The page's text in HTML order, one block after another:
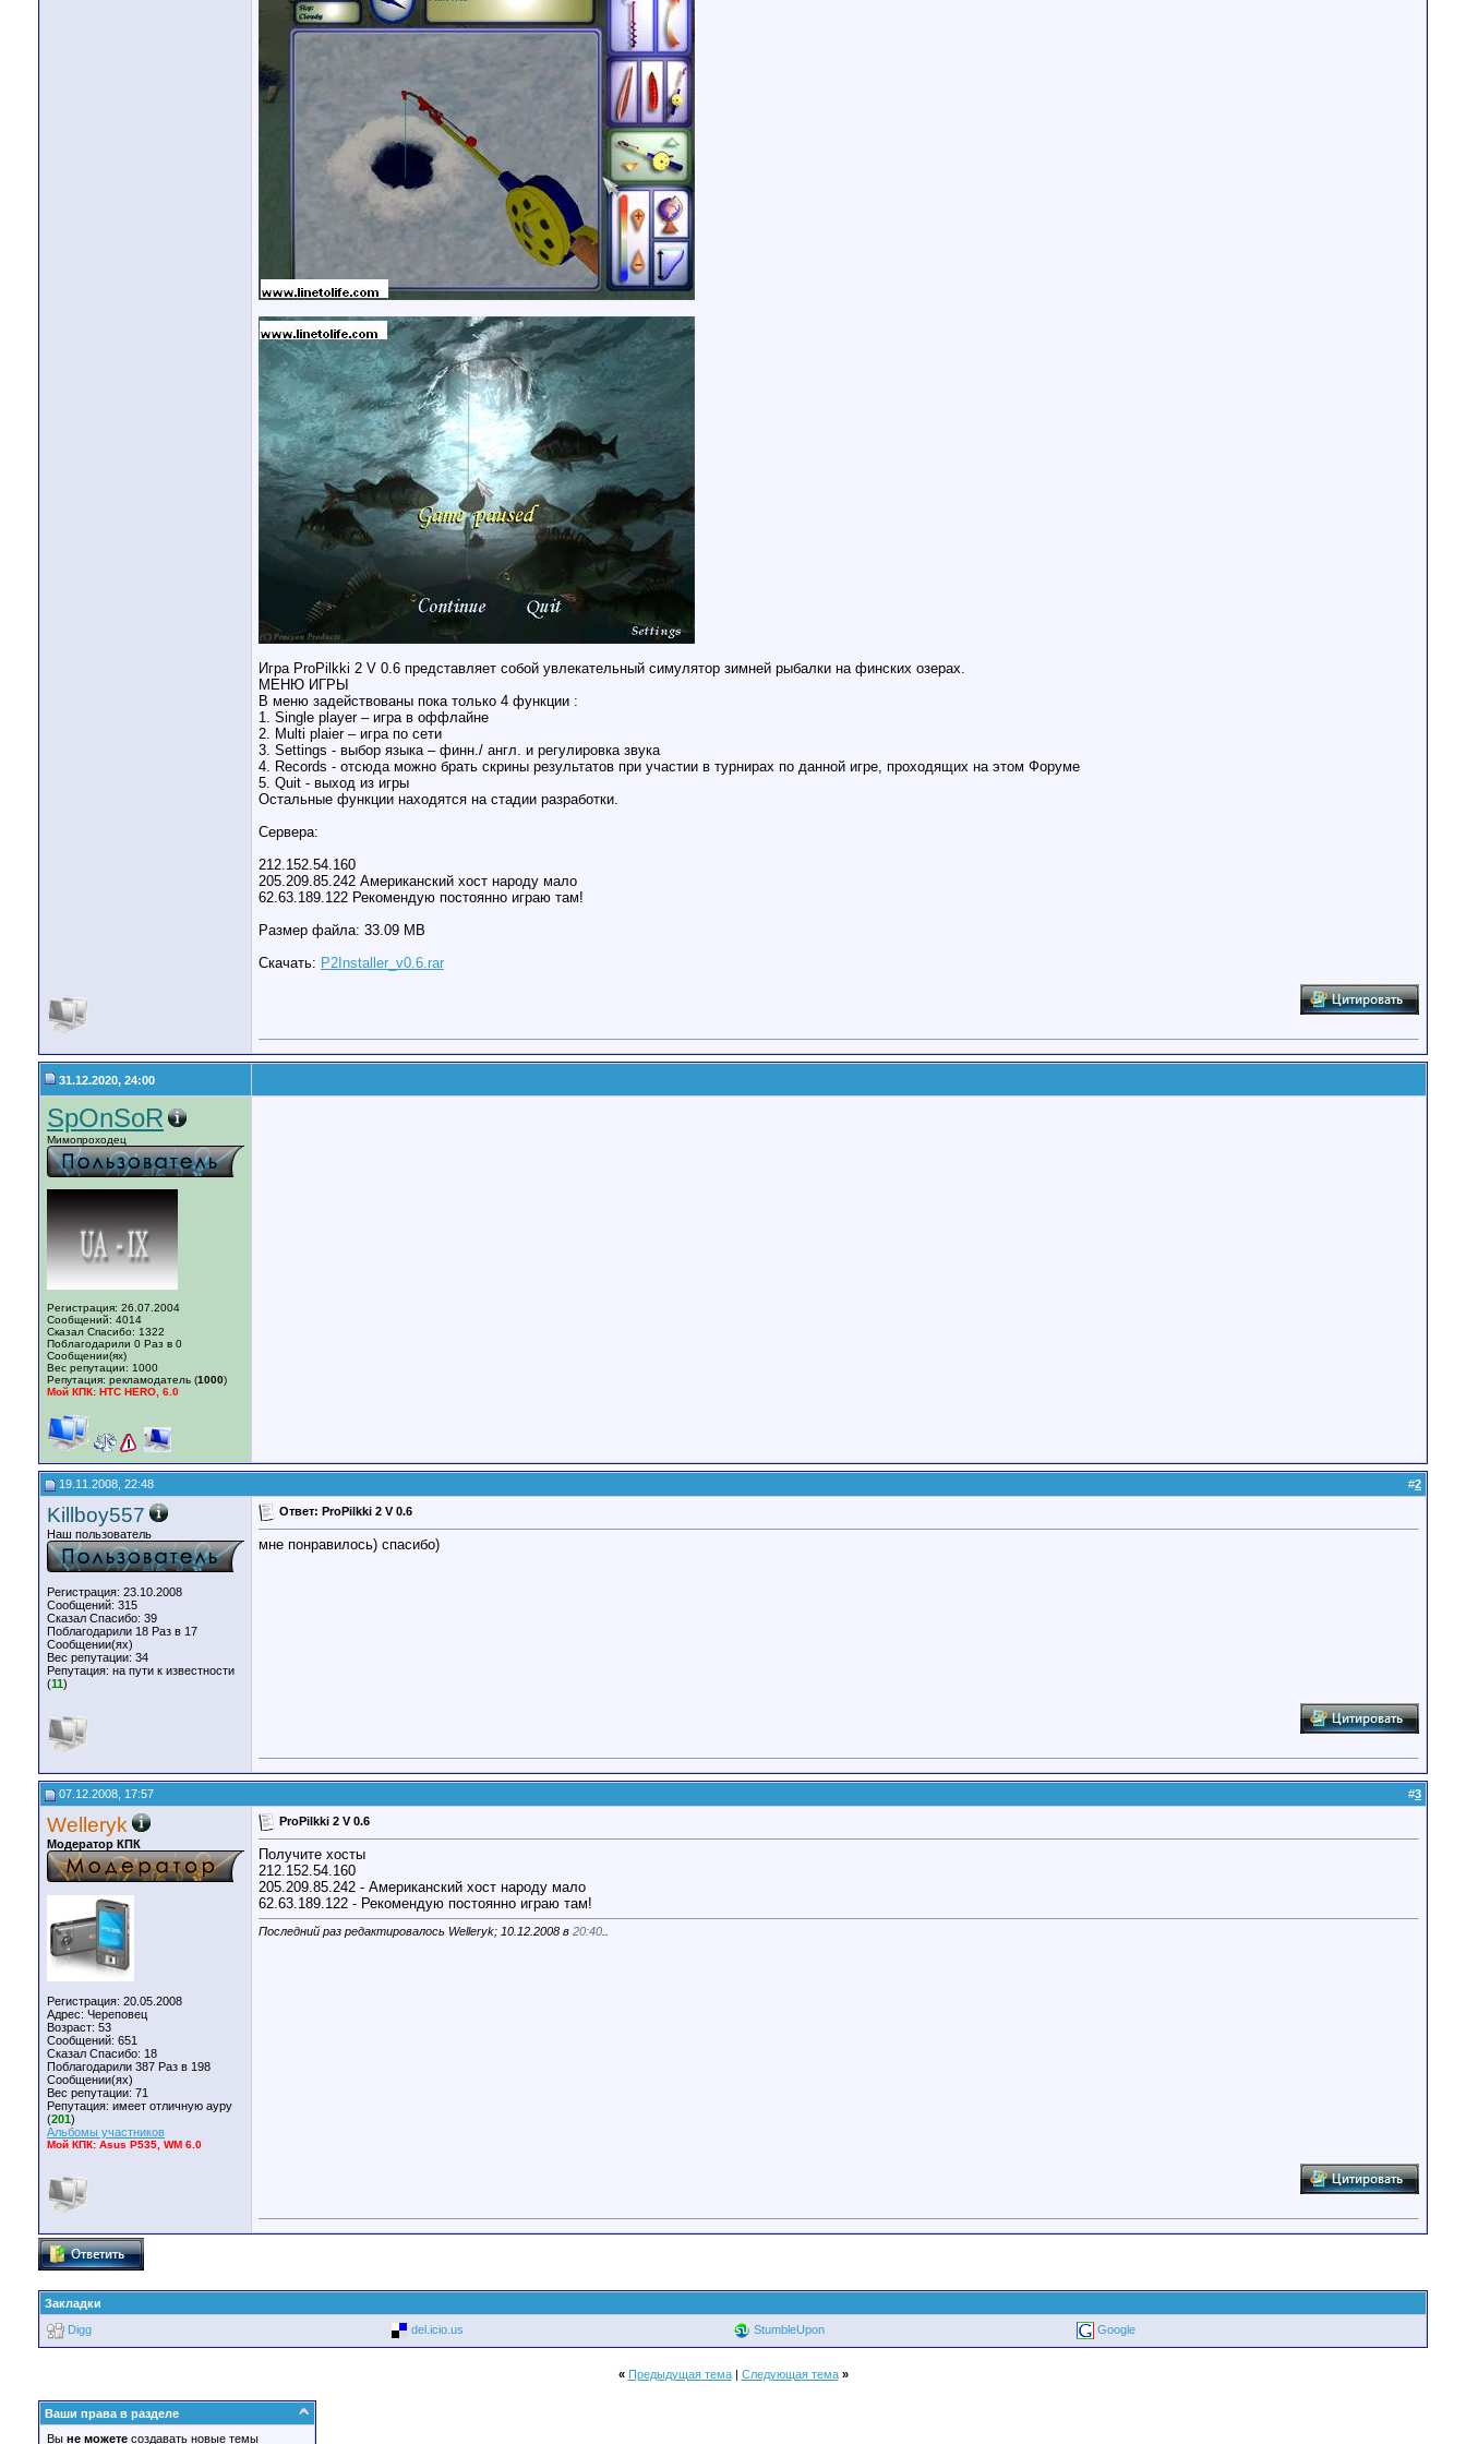
Игра ProPilkki 2 V 0.6 представляет собой увлекательный симулятор зимней рыбалки на финских озерах.
МЕНЮ ИГРЫ
В меню задействованы пока только 4 функции :
1. Single player – игра в оффлайне
2. Multi plaier – игра по сети
3. Settings - выбор языка – финн./ англ. и регулировка звука
4. Records - отсюда можно брать скрины результатов при участии в турнирах по данной игре, проходящих на этом Форуме
5. Quit - выход из игры
Остальные функции находятся на стадии разработки.
Сервера:
212.152.54.160
205.209.85.242 Американский хост народу мало
62.63.189.122 Рекомендую постоянно играю там!
Размер файла: 33.09 MB
Скачать: P2Installer_v0.6.rar
31.12.2020, 24:00
SpOnSoR
Мимопроходец
Регистрация: 26.07.2004
Сообщений: 4014
Сказал Спасибо: 1322
Поблагодарили 0 Раз в 0
Сообщении(ях)
Вес репутации: 1000
Репутация: рекламодатель (1000)
Мой КПК: HTC HERO, 6.0
19.11.2008, 22:48 #2
Killboy557
Наш пользователь
Регистрация: 23.10.2008
Сообщений: 315
Сказал Спасибо: 39
Поблагодарили 18 Раз в 17
Сообщении(ях)
Вес репутации: 34
Репутация: на пути к известности
(11)
Ответ: ProPilkki 2 V 0.6
мне понравилось) спасибо)
07.12.2008, 17:57 #3
Welleryk
Модератор КПК
Регистрация: 20.05.2008
Адрес: Череповец
Возраст: 53
Сообщений: 651
Сказал Спасибо: 18
Поблагодарили 387 Раз в 198
Сообщении(ях)
Вес репутации: 71
Репутация: имеет отличную ауру
(201)
Альбомы участников
Мой КПК: Asus P535, WM 6.0
ProPilkki 2 V 0.6
Получите хосты
212.152.54.160
205.209.85.242 - Американский хост народу мало
62.63.189.122 - Рекомендую постоянно играю там!
Последний раз редактировалось Welleryk; 10.12.2008 в 20:40
Закладки
Digg
del.icio.us StumbleUpon Google
« Предыдущая тема| Следующая тема »
Ваши права в разделе
Вы не можете создавать новые темы